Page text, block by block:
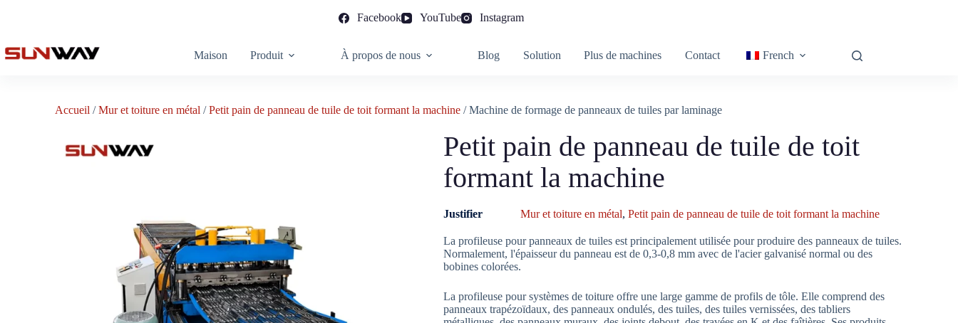
Facebook YouTube Instagram
Maison Produit À propos de nous Blog Solution Plus de machines Contact French
Accueil /Mur et toiture en métal /Petit pain de panneau de tuile de toit formant la machine / Machine de formage de panneaux de tuiles par laminage
Petit pain de panneau de tuile de toit
formant la machine
Justifier Mur et toiture en métal, Petit pain de panneau de tuile de toit formant la machine
La profileuse pour panneaux de tuiles est principalement utilisée pour produire des panneaux de tuiles.
Normalement, l'épaisseur du panneau est de 0,3-0,8 mm avec de l'acier galvanisé normal ou des
bobines colorées.
La profileuse pour systèmes de toiture offre une large gamme de profils de tôle. Elle comprend des
panneaux trapézoïdaux, des panneaux ondulés, des tuiles, des tuiles vernissées, des tabliers